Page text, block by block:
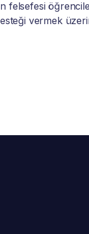
felsefesi
vermek